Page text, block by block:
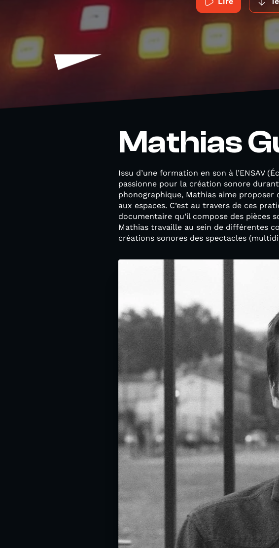
Mathias
Issu d’une formation en son à l’ENSAV
passionne pour la création sonore
phonographique, Mathias aime
aux espaces. C’est au travers de ces
documentaire qu’il compose des pièces
Mathias travaille au sein de différentes
créations sonores des spectacles